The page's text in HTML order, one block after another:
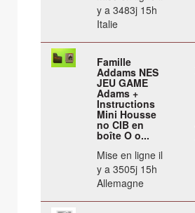
y a 3483j 15h
Italie
Famille
Addams NES
JEU GAME
Adams +
Instructions
Mini Housse
no CIB en
boîte O o...
Mise en ligne il
y a 3505j 15h
Allemagne